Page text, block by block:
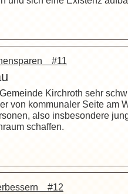
#11
Kirchroth sehr
von kommunaler Seite am
also insbesondere
schaffen.
#12